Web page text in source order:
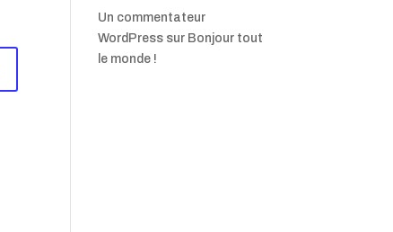
Un commentateur
WordPress sur Bonjour tout
le monde !